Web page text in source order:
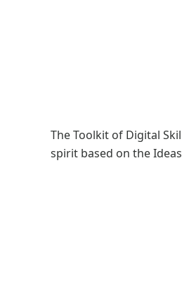
The Toolkit of Digital
spirit based on the